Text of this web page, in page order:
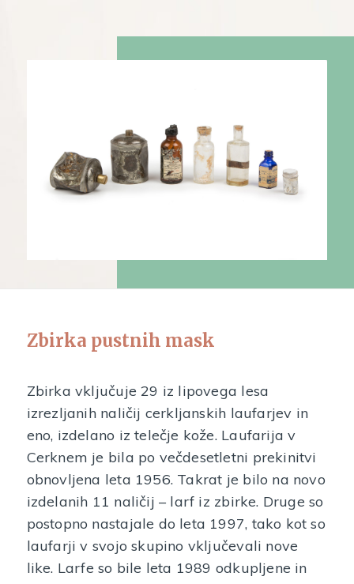
Zbirka pustnih mask
Zbirka vključuje 29 iz lipovega lesa
izrezljanih naličij cerkljanskih laufarjev in
eno, izdelano iz telečje kože. Laufarija v
Cerknem je bila po večdesetletni prekinitvi
obnovljena leta 1956. Takrat je bilo na novo
izdelanih 11 naličij – larf iz zbirke. Druge so
postopno nastajale do leta 1997, tako kot so
laufarji v svojo skupino vključevali nove
like. Larfe so bile leta 1989 odkupljene in